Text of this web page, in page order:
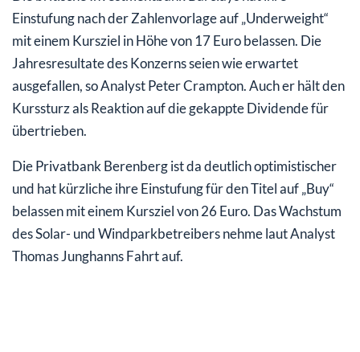
Einstufung nach der Zahlenvorlage auf „Underweight“
mit einem Kursziel in Höhe von 17 Euro belassen. Die
Jahresresultate des Konzerns seien wie erwartet
ausgefallen, so Analyst Peter Crampton. Auch er hält den
Kurssturz als Reaktion auf die gekappte Dividende für
übertrieben.
Die Privatbank Berenberg ist da deutlich optimistischer
und hat kürzliche ihre Einstufung für den Titel auf „Buy“
belassen mit einem Kursziel von 26 Euro. Das Wachstum
des Solar- und Windparkbetreibers nehme laut Analyst
Thomas Junghanns Fahrt auf.